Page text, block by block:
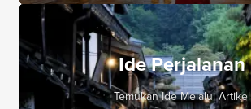
Ide Perjalanan
Temukan Ide Melalui Artikel